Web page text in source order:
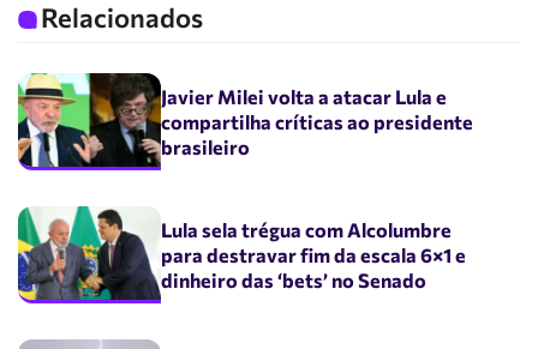
Relacionados
Javier Milei volta a atacar Lula e
compartilha críticas ao presidente
brasileiro
Lula sela trégua com Alcolumbre
para destravar fim da escala 6×1 e
dinheiro das ‘bets’ no Senado